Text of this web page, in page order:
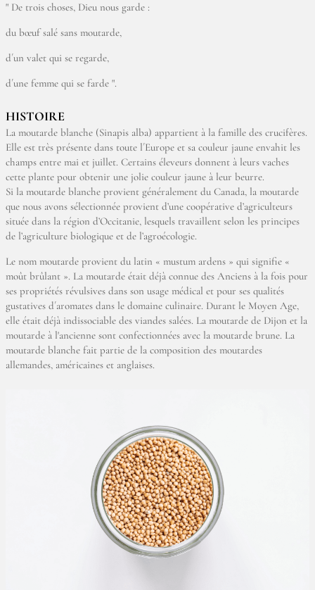
" De trois choses, Dieu nous garde :
du bœuf salé sans moutarde,
d´un valet qui se regarde,
d´une femme qui se farde ".
HISTOIRE
La moutarde blanche (Sinapis alba) appartient à la famille des crucifères.
Elle est très présente dans toute l´Europe et sa couleur jaune envahit les
champs entre mai et juillet. Certains éleveurs donnent à leurs vaches
cette plante pour obtenir une jolie couleur jaune à leur beurre.
Si la moutarde blanche provient généralement du Canada, la moutarde
que nous avons sélectionnée provient d’une coopérative d’agriculteurs
située dans la région d’Occitanie, lesquels travaillent selon les principes
de l’agriculture biologique et de l’agroécologie.
Le nom moutarde provient du latin « mustum ardens » qui signifie «
moût brûlant ». La moutarde était déjà connue des Anciens à la fois pour
ses propriétés révulsives dans son usage médical et pour ses qualités
gustatives d´aromates dans le domaine culinaire. Durant le Moyen Age,
elle était déjà indissociable des viandes salées. La moutarde de Dijon et la
moutarde à l'ancienne sont confectionnées avec la moutarde brune. La
moutarde blanche fait partie de la composition des moutardes
allemandes, américaines et anglaises.